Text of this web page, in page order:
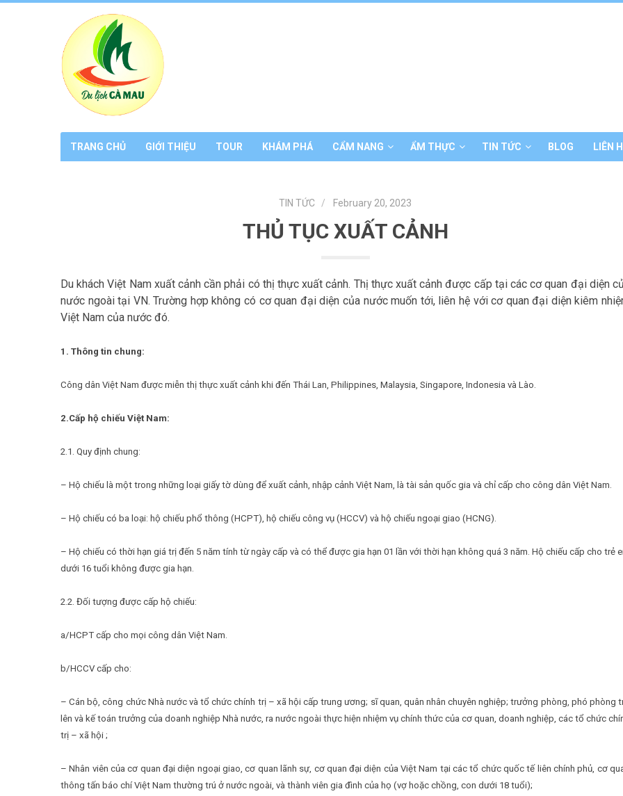
TRANG CHỦ GIỚI THIỆU TOUR KHÁM PHÁ CẨM NANG ẨM THỰC TIN TỨC BLOG LIÊN
TIN TỨC February 20, 2023
THỦ TỤC XUẤT CẢNH
Du khách Việt Nam xuất cảnh cần phải có thị thực xuất cảnh. Thị thực xuất cảnh được cấp tại các cơ quan đại diện
nước ngoài tại VN. Trường hợp không có cơ quan đại diện của nước muốn tới, liên hệ với cơ quan đại diện kiêm
Việt Nam của nước đó.
1. Thông tin chung:
Công dân Việt Nam được miễn thị thực xuất cảnh khi đến Thái Lan, Philippines, Malaysia, Singapore, Indonesia và Lào.
2.Cấp hộ chiếu Việt Nam:
2.1. Quy định chung:
– Hộ chiếu là một trong những loại giấy tờ dùng để xuất cảnh, nhập cảnh Việt Nam, là tài sản quốc gia và chỉ cấp cho công dân Việt Nam.
– Hộ chiếu có ba loại: hộ chiếu phổ thông (HCPT), hộ chiếu công vụ (HCCV) và hộ chiếu ngoại giao (HCNG).
– Hộ chiếu có thời hạn giá trị đến 5 năm tính từ ngày cấp và có thể được gia hạn 01 lần với thời hạn không quá 3 năm. Hộ chiếu cấp cho trẻ
dưới 16 tuổi không được gia hạn.
2.2. Đối tượng được cấp hộ chiếu:
a/HCPT cấp cho mọi công dân Việt Nam.
b/HCCV cấp cho:
– Cán bộ, công chức Nhà nước và tổ chức chính trị – xã hội cấp trung ương; sĩ quan, quân nhân chuyên nghiệp; trưởng phòng, phó phòng
lên và kế toán trưởng của doanh nghiệp Nhà nước, ra nước ngoài thực hiện nhiệm vụ chính thức của cơ quan, doanh nghiệp, các tổ chức
trị – xã hội ;
– Nhân viên của cơ quan đại diện ngoại giao, cơ quan lãnh sự, cơ quan đại diện của Việt Nam tại các tổ chức quốc tế liên chính phủ, cơ
thông tấn báo chí Việt Nam thường trú ở nước ngoài, và thành viên gia đình của họ (vợ hoặc chồng, con dưới 18 tuổi);